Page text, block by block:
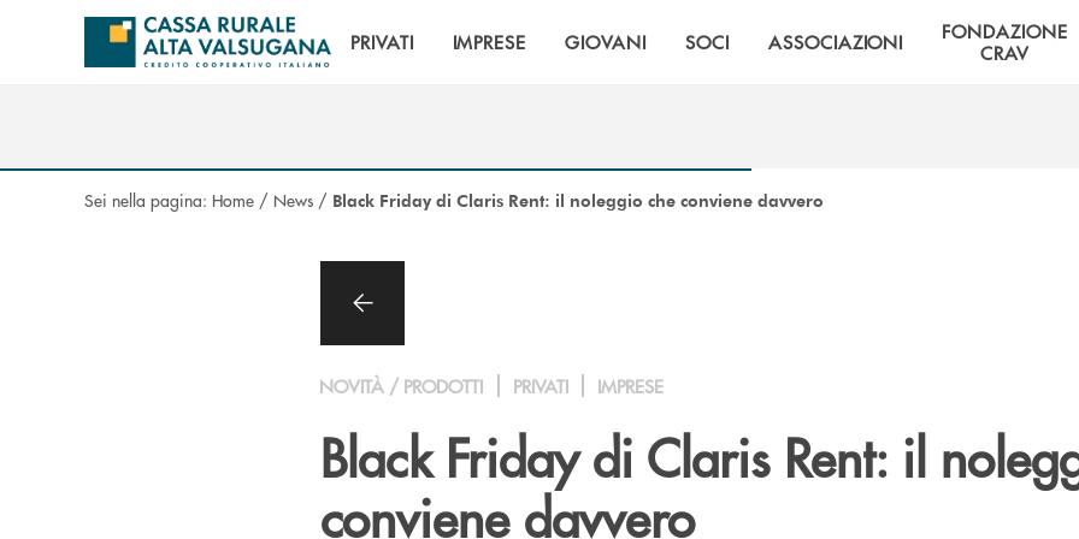
Salta al contenuto principale
PRIVATI IMPRESE GIOVANI SOCI ASSOCIAZIONI
FONDAZIONE
CRAV
Sei nella pagina: Home / News / Black Friday di Claris Rent: il noleggio che conviene davvero
NOVITÀ / PRODOTTI PRIVATI IMPRESE
Black Friday di Claris Rent: il
conviene davvero